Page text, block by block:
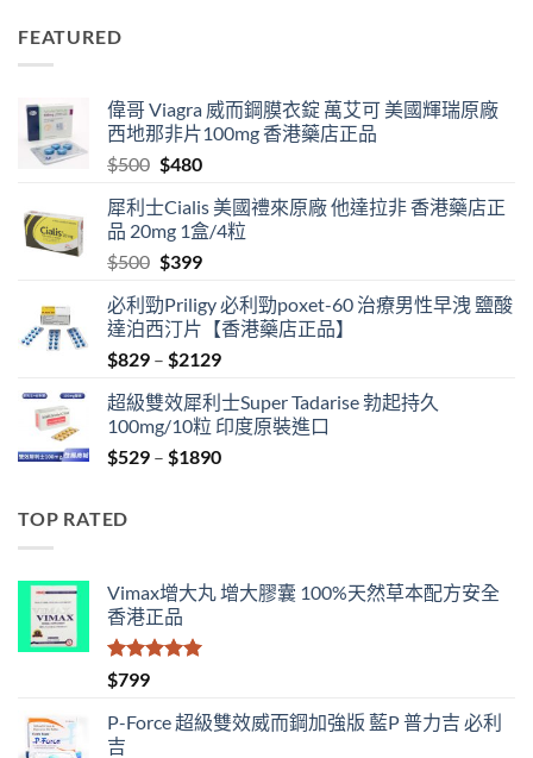
FEATURED
偉哥 Viagra 威而鋼膜衣錠 萬艾可 美國輝瑞原廠
西地那非片100mg 香港藥店正品
$500 Original
was:
$500.
$480Current
is:
$480.
犀利士Cialis 美國禮來原廠 他達拉非 香港藥店正
品 20mg 1盒/4粒
$500 Original
was:
$500.
$399Current
is:
$399.
必利勁Priligy 必利勁poxet-60 治療男性早洩 鹽酸
達泊西汀片【香港藥店正品】
$829 – $2129Price
$829
through
$2129
超級雙效犀利士Super Tadarise 勃起持久
100mg/10粒 印度原裝進口
$529 – $1890Price
TOP RATED
Vimax增大丸 增大膠囊 100%天然草本配方安全
香港正品
評分
滿分 5
$799
P-Force 超級雙效威而鋼加強版 藍P 普力吉 必利
吉